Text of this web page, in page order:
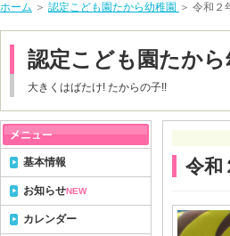
ホーム ＞ 認定こども園たから幼稚園 ＞ 令和２
認定こども園たから
大きくはばたけ! たからの子!!
令和
基本情報
お知らせNEW
カレンダー